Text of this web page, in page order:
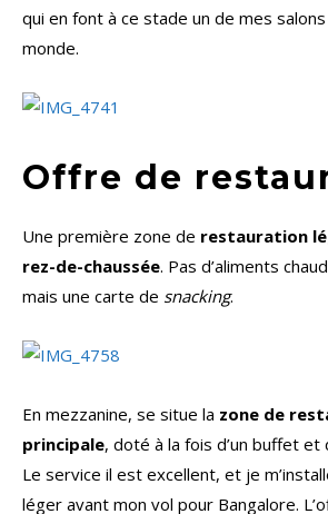
qui en font à ce stade un de mes
monde.
Offre de
Une première zone de restauration
rez-de-chaussée. Pas d’aliments
mais une carte de snacking.
En mezzanine, se situe la zone de
principale, doté à la fois d’un buffet et
Le service il est excellent, et je
léger avant mon vol pour Bangalore.